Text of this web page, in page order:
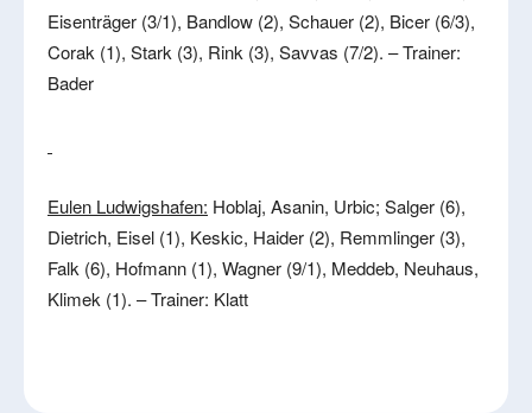
Eisenträger (3/1), Bandlow (2), Schauer (2), Bicer (6/3),
Corak (1), Stark (3), Rink (3), Savvas (7/2). – Trainer:
Bader
Eulen Ludwigshafen: Hoblaj, Asanin, Urbic; Salger (6),
Dietrich, Eisel (1), Keskic, Haider (2), Remmlinger (3),
Falk (6), Hofmann (1), Wagner (9/1), Meddeb, Neuhaus,
Klimek (1). – Trainer: Klatt